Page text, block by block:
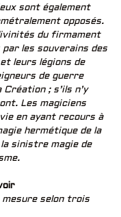
sont également
opposés.
du firmament
les souverains des
leurs légions de
de guerre
; s’ils n’y
Les magiciens
en ayant recours à
hermétique de la
sinistre magie de
mesure selon trois